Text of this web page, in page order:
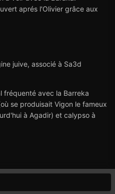
aprés l'Olivier grâce aux
juive, associé à Sa3d
fréquenté avec la Barreka
se produisait Vigon le fameux
à Agadir) et calypso à